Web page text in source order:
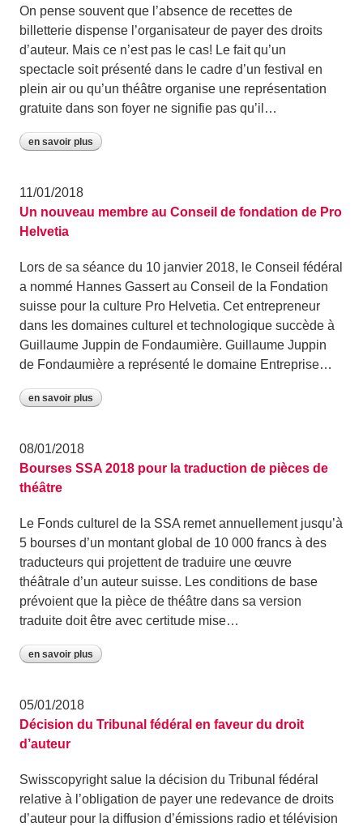
On pense souvent que l’absence de recettes de
billetterie dispense l’organisateur de payer des droits
d’auteur. Mais ce n’est pas le cas! Le fait qu’un
spectacle soit présenté dans le cadre d’un festival en
plein air ou qu’un théâtre organise une représentation
gratuite dans son foyer ne signifie pas qu’il…
en savoir plus
11/01/2018
Un nouveau membre au Conseil de fondation de Pro
Helvetia
Lors de sa séance du 10 janvier 2018, le Conseil fédéral
a nommé Hannes Gassert au Conseil de la Fondation
suisse pour la culture Pro Helvetia. Cet entrepreneur
dans les domaines culturel et technologique succède à
Guillaume Juppin de Fondaumière. Guillaume Juppin
de Fondaumière a représenté le domaine Entreprise…
en savoir plus
08/01/2018
Bourses SSA 2018 pour la traduction de pièces de
théâtre
Le Fonds culturel de la SSA remet annuellement jusqu’à
5 bourses d’un montant global de 10 000 francs à des
traducteurs qui projettent de traduire une œuvre
théâtrale d’un auteur suisse. Les conditions de base
prévoient que la pièce de théâtre dans sa version
traduite doit être avec certitude mise…
en savoir plus
05/01/2018
Décision du Tribunal fédéral en faveur du droit
d’auteur
Swisscopyright salue la décision du Tribunal fédéral
relative à l’obligation de payer une redevance de droits
d’auteur pour la diffusion d’émissions radio et télévision